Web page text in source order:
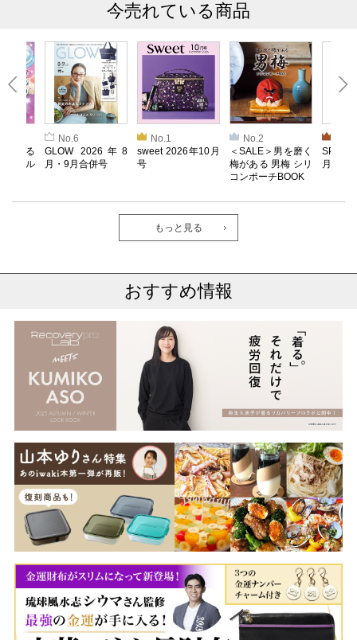
今売れている商品
ろける
メル
No.6
GLOW 2026年8
月・9月合併号
No.1
sweet 2026年10月
号
No.2
＜SALE＞男を磨く
梅がある 男梅 シリ
コンポーチBOOK
月号
もっと見る
おすすめ情報